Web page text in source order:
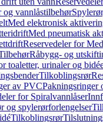
og vannlåstilbehør
Med elektronisk
Med pneumatisk
Reservedeler for
Råbygg- og
toaletter, urinaler og
Tilkoblingsrør
av PVCPakningsringer
for Spiralvannlåser
og spylerørforlengelser
Tilkoblingsrør